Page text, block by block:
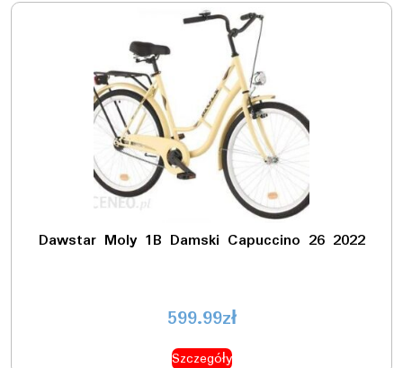
Dawstar Moly 1B Damski Capuccino 26 2022
599.99zł
Szczegóły